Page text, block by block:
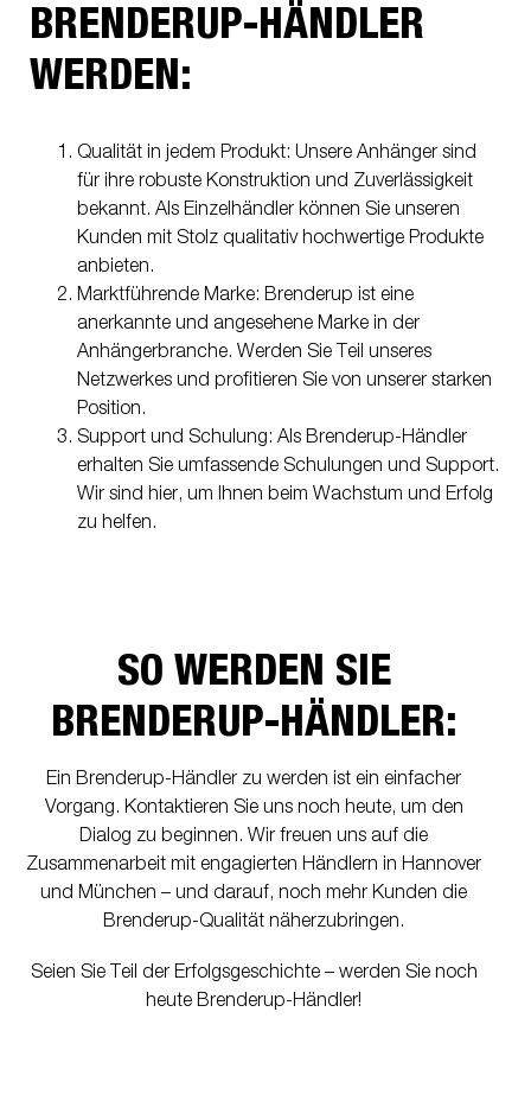
BRENDERUP-HÄNDLER
WERDEN:
Qualität in jedem Produkt: Unsere Anhänger sind
für ihre robuste Konstruktion und Zuverlässigkeit
bekannt. Als Einzelhändler können Sie unseren
Kunden mit Stolz qualitativ hochwertige Produkte
anbieten.
Marktführende Marke: Brenderup ist eine
anerkannte und angesehene Marke in der
Anhängerbranche. Werden Sie Teil unseres
Netzwerkes und profitieren Sie von unserer starken
Position.
Support und Schulung: Als Brenderup-Händler
erhalten Sie umfassende Schulungen und Support.
Wir sind hier, um Ihnen beim Wachstum und Erfolg
zu helfen.
SO WERDEN SIE
BRENDERUP-HÄNDLER:
Ein Brenderup-Händler zu werden ist ein einfacher
Vorgang. Kontaktieren Sie uns noch heute, um den
Dialog zu beginnen. Wir freuen uns auf die
Zusammenarbeit mit engagierten Händlern in Hannover
und München – und darauf, noch mehr Kunden die
Brenderup-Qualität näherzubringen.
Seien Sie Teil der Erfolgsgeschichte – werden Sie noch
heute Brenderup-Händler!